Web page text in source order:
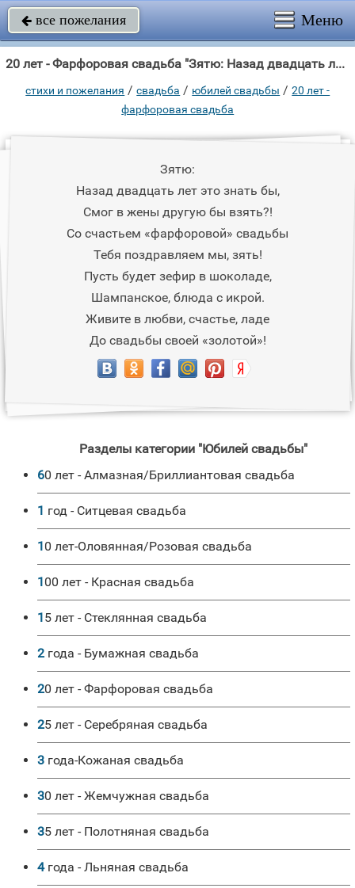
 все пожелания Меню
20 лет - Фарфоровая свадьба "Зятю: Назад двадцать лет это знать бы, Смог в жены другую бы взять?"
стихи и пожелания /свадьба / юбилей свадьбы /20 лет -
фарфоровая свадьба
Зятю:
Назад двадцать лет это знать бы,
Смог в жены другую бы взять?!
Со счастьем «фарфоровой» свадьбы
Тебя поздравляем мы, зять!
Пусть будет зефир в шоколаде,
Шампанское, блюда с икрой.
Живите в любви, счастье, ладе
До свадьбы своей «золотой»!
Разделы категории "Юбилей свадьбы"
60 лет - Алмазная/Бриллиантовая свадьба
1 год - Ситцевая свадьба
10 лет-Оловянная/Розовая свадьба
100 лет - Красная свадьба
15 лет - Стеклянная свадьба
2 года - Бумажная свадьба
20 лет - Фарфоровая свадьба
25 лет - Серебряная свадьба
3 года-Кожаная свадьба
30 лет - Жемчужная свадьба
35 лет - Полотняная свадьба
4 года - Льняная свадьба